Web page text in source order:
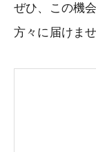
ぜひ、この機
方々に届けま